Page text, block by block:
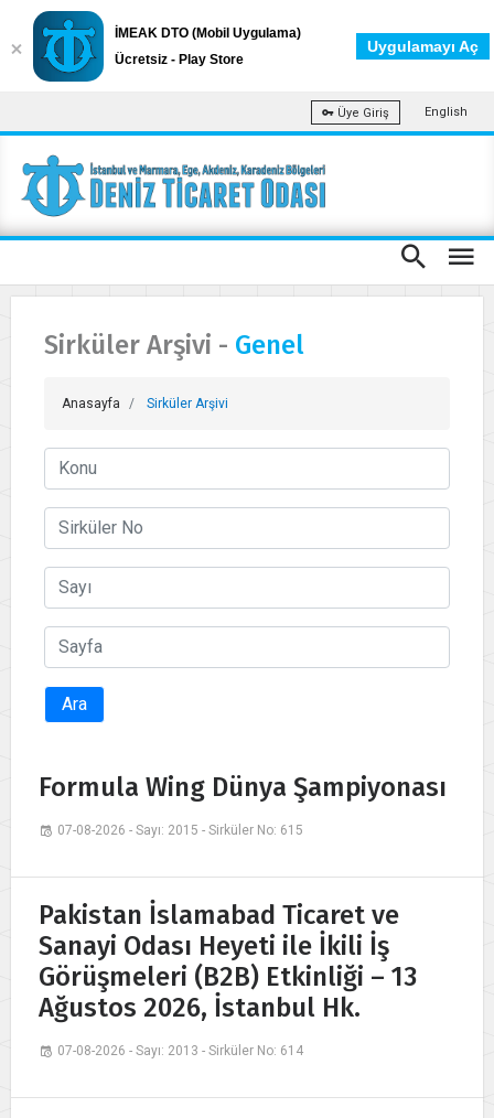
Üye Giriş English
Sirküler Arşivi - Genel
Anasayfa Sirküler Arşivi
Ara
Formula Wing Dünya Şampiyonası
07-08-2026 - Sayı: 2015 - Sirküler No: 615
Pakistan İslamabad Ticaret ve
Sanayi Odası Heyeti ile İkili İş
Görüşmeleri (B2B) Etkinliği – 13
Ağustos 2026, İstanbul Hk.
07-08-2026 - Sayı: 2013 - Sirküler No: 614
İMEAK DTO (Mobil Uygulama)
Ücretsiz - Play Store
Uygulamayı Aç